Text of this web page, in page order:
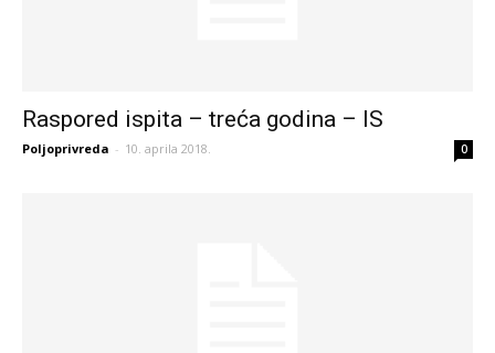
Raspored ispita – treća godina – IS
Poljoprivreda - 10. aprila 2018. 0